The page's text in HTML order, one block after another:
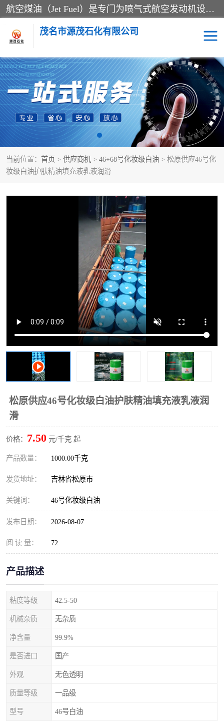
航空煤油（Jet Fuel）是专门为喷气式航空发动机设计的高纯度燃料，主要分为Jet A、Jet A-1和Jet B等类型。其特点是闪点高、低温流动性好，并添加了抗静电剂和抗氧化剂以确保飞行安全。航空煤油需
茂名市源茂石化有限公司
当前位置： 首页 > 供应商机 > 46+68号化妆级白油 > 松原供应46号化
妆级白油护肤精油填充液乳液润滑
松原供应46号化妆级白油护肤精油填充液乳液润
滑
价格： 7.50 元/千克 起
产品数量： 1000.00千克
发货地址： 吉林省松原市
关键词： 46号化妆级白油
发布日期： 2026-08-07
阅 读 量： 72
产品描述
粘度等级 42.5-50
机械杂质 无杂质
净含量 99.9%
是否进口 国产
外观 无色透明
质量等级 一品级
型号 46号白油
RP3航空煤油 D20+D30溶剂油
D40+D60溶剂油 D80+D100溶剂油
6号+120号溶剂油 260号溶剂油
异构烷烃 天然乳胶
46+68号化妆级白油